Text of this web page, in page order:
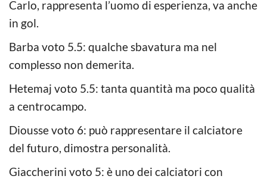
Carlo, rappresenta l’uomo di esperienza, va anche
in gol.
Barba voto 5.5: qualche sbavatura ma nel
complesso non demerita.
Hetemaj voto 5.5: tanta quantità ma poco qualità
a centrocampo.
Diousse voto 6: può rappresentare il calciatore
del futuro, dimostra personalità.
Giaccherini voto 5: è uno dei calciatori con